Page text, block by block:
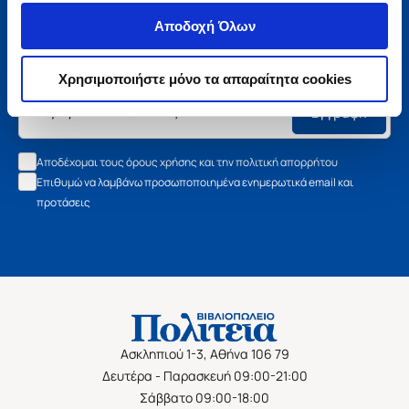
Αποδοχή Όλων
Χρησιμοποιήστε μόνο τα απαραίτητα cookies
Μάθετε τα νέα της Πολιτείας
Εγγραφείτε στο newsletter μας και μάθετε πρώτοι όλα τα
νέα βιβλία, τις εξαιρετικές τιμές και τις εκδηλώσεις μας.
Εγγραφή
Αποδέχομαι τους όρους χρήσης και την πολιτική απορρήτου
Επιθυμώ να λαμβάνω προσωποποιημένα ενημερωτικά email και
προτάσεις
Ασκληπιού 1-3, Αθήνα 106 79
Δευτέρα - Παρασκευή 09:00-21:00
Σάββατο 09:00-18:00